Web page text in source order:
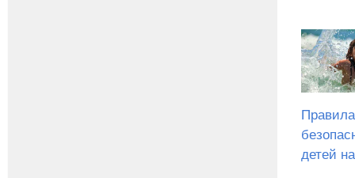
Правила
детей